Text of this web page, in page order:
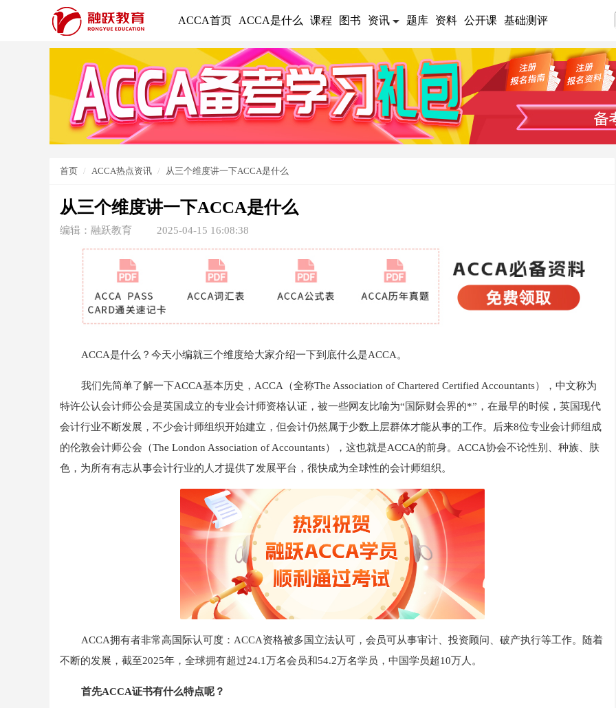
ACCA首页 ACCA是什么 课程 图书 资讯 题库 资料 公开课 基础测评
首页 ACCA热点资讯 从三个维度讲一下ACCA是什么
从三个维度讲一下ACCA是什么
编辑：融跃教育 2025-04-15 16:08:38
ACCA是什么？今天小编就三个维度给大家介绍一下到底什么是ACCA。
我们先简单了解一下ACCA基本历史，ACCA （全称‌The Association of Chartered Certified Accountants‌）
，中文称为
特许公认会计师公会是英国成立的专业会计师资格认证，被一些网友比喻为“国际财会界的*”，在最早的时候，英国现代
会计行业不断发展，不少会计师组织开始建立，但会计仍然属于少数上层群体才能从事的工作。后来8位专业会计师组成
的伦敦会计师公会（The London Association of Accountants），这也就是ACCA的前身。ACCA协会不论性别、种族、肤
色，为所有有志从事会计行业的人才提供了发展平台，很快成为全球性的会计师组织。
ACCA拥有者非常高‌国际认可度‌：ACCA资格被多国立法认可，会员可从事审计、投资顾问、破产执行等工作。随着
不断的发展，截至2025年，全球拥有超过24.1万名会员和54.2万名学员，中国学员超10万人。
首先ACCA证书有什么特点呢？‌